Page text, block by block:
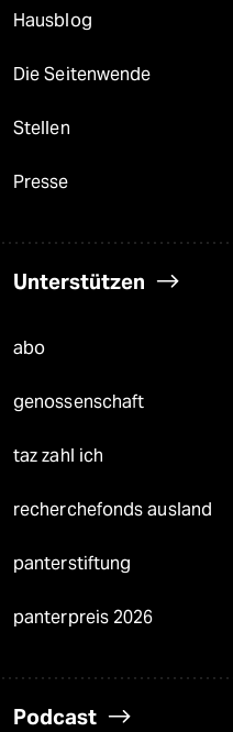
Hausblog
Die Seitenwende
Stellen
Presse
Unterstützen
abo
genossenschaft
taz zahl ich
recherchefonds ausland
panterstiftung
panterpreis 2026
Podcast